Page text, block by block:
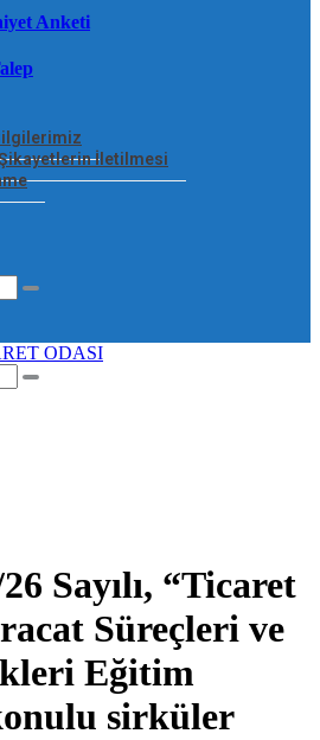
Anketi
İletilmesi
Sayılı, “Ticaret
Süreçleri ve
Eğitim
sirküler